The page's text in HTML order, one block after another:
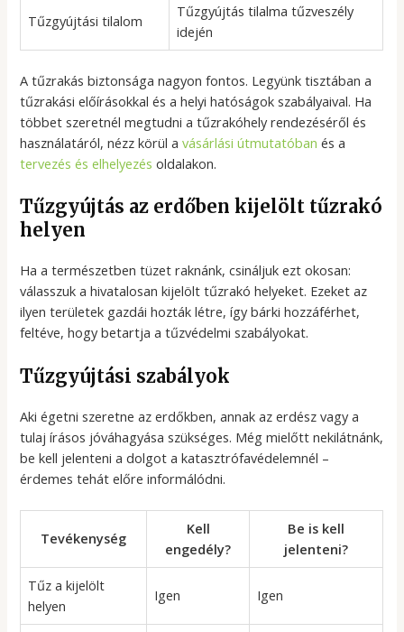
Tűzgyújtási tilalom
Tűzgyújtás tilalma tűzveszély
idején
A tűzrakás biztonsága nagyon fontos. Legyünk tisztában a
tűzrakási előírásokkal és a helyi hatóságok szabályaival. Ha
többet szeretnél megtudni a tűzrakóhely rendezéséről és
használatáról, nézz körül avásárlási útmutatóban és a
tervezés és elhelyezés oldalakon.
Tűzgyújtás az erdőben kijelölt tűzrakó
helyen
Ha a természetben tüzet raknánk, csináljuk ezt okosan:
válasszuk a hivatalosan kijelölt tűzrakó helyeket. Ezeket az
ilyen területek gazdái hozták létre, így bárki hozzáférhet,
feltéve, hogy betartja a tűzvédelmi szabályokat.
Tűzgyújtási szabályok
Aki égetni szeretne az erdőkben, annak az erdész vagy a
tulaj írásos jóváhagyása szükséges. Még mielőtt nekilátnánk,
be kell jelenteni a dolgot a katasztrófavédelemnél –
érdemes tehát előre informálódni.
Tevékenység
Kell
engedély?
Be is kell
jelenteni?
Tűz a kijelölt
helyen
Igen Igen